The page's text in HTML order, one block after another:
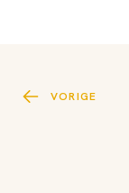
VORIGE